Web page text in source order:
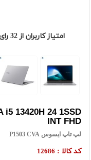
امتیاز کاربران از32
i5 13420H 24 1SSD
INT FHD
لپ تاپ ایسوس P1503 CVA
کد کالا : 12686